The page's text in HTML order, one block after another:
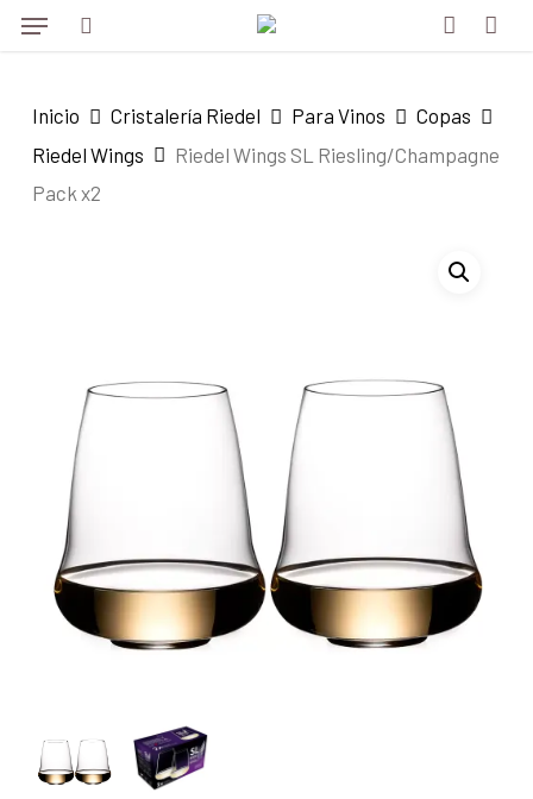
Skip
content
Menu
Inicio Cristalería Riedel Para Vinos
Copas
Riedel Wings
Riedel Wings SL Riesling/Champagne
Pack x2